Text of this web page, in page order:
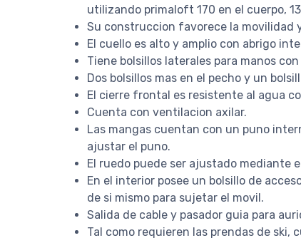
utilizando primaloft 170 en el cuerpo,
Su construccion favorece la movilidad
El cuello es alto y amplio con abrigo
Tiene bolsillos laterales para manos
Dos bolsillos mas en el pecho y un
El cierre frontal es resistente al agua
Cuenta con ventilacion axilar.
Las mangas cuentan con un puno
ajustar el puno.
El ruedo puede ser ajustado mediante
En el interior posee un bolsillo de
de si mismo para sujetar el movil.
Salida de cable y pasador guia para
Tal como requieren las prendas de ski,